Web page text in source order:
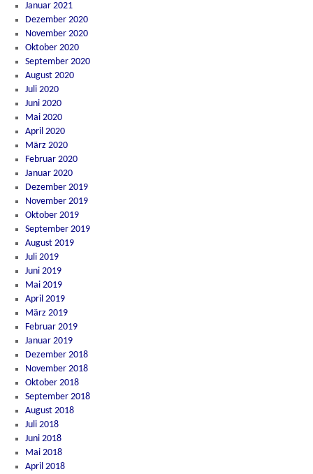
Januar 2021
Dezember 2020
November 2020
Oktober 2020
September 2020
August 2020
Juli 2020
Juni 2020
Mai 2020
April 2020
März 2020
Februar 2020
Januar 2020
Dezember 2019
November 2019
Oktober 2019
September 2019
August 2019
Juli 2019
Juni 2019
Mai 2019
April 2019
März 2019
Februar 2019
Januar 2019
Dezember 2018
November 2018
Oktober 2018
September 2018
August 2018
Juli 2018
Juni 2018
Mai 2018
April 2018